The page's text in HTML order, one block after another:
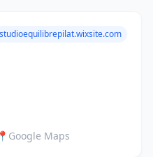
studioequilibrepilat.wixsite.com
📍 Google Maps